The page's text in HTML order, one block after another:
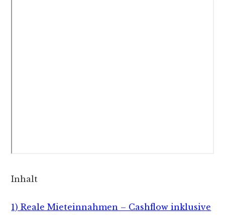
Inhalt
1) Reale Mieteinnahmen – Cashflow inklusive